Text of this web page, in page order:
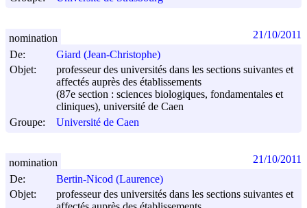
De:
Giard (Jean-Christophe)
Objet:
professeur des universités dans les sections suivantes et
affectés auprès des établissements
(87e section : sciences biologiques, fondamentales et
cliniques), université de Caen
Groupe:
Université de Caen
nomination 21/10/2011
De:
Bertin-Nicod (Laurence)
Objet:
professeur des universités dans les sections suivantes et
nomination 21/10/2011